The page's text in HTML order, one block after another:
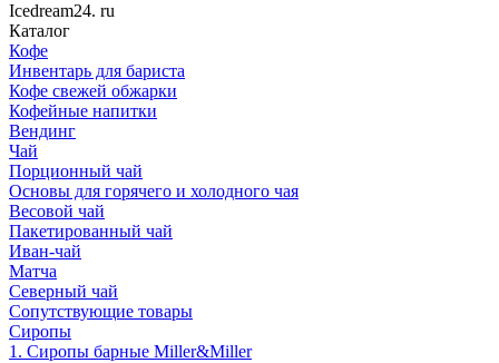
Icedream24. ru
Каталог
Кофе
Инвентарь для бариста
Кофе свежей обжарки
Кофейные напитки
Вендинг
Чай
Порционный чай
Основы для горячего и холодного чая
Весовой чай
Пакетированный чай
Иван-чай
Матча
Северный чай
Сопутствующие товары
Сиропы
1. Сиропы барные Miller&Miller